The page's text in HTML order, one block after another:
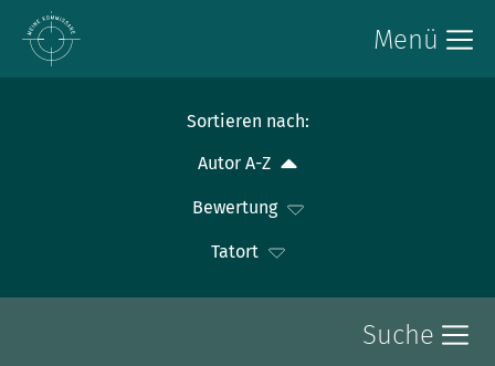
Menü
Sortieren nach:
Autor A-Z
Bewertung
Tatort
Suche